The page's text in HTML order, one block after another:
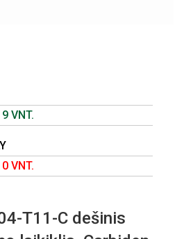
9 VNT.
0 VNT.
T11-C dešinis